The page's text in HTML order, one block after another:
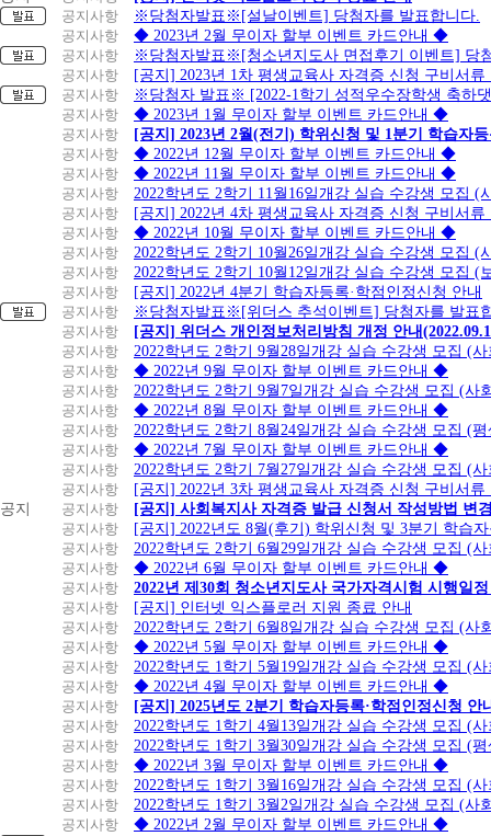
공지사항
※당첨자발표※[설날이벤트] 당첨자를 발표합니다.
공지사항
◆ 2023년 2월 무이자 할부 이벤트 카드안내 ◆
공지사항
※당첨자발표※[청소년지도사 면접후기 이벤트] 당
공지사항
[공지] 2023년 1차 평생교육사 자격증 신청 구비서류
공지사항
※당첨자 발표※ [2022-1학기 성적우수장학생 축하
공지사항
◆ 2023년 1월 무이자 할부 이벤트 카드안내 ◆
공지사항
[공지] 2023년 2월(전기) 학위신청 및 1분기 학습자
공지사항
◆ 2022년 12월 무이자 할부 이벤트 카드안내 ◆
공지사항
◆ 2022년 11월 무이자 할부 이벤트 카드안내 ◆
공지사항
2022학년도 2학기 11월16일개강 실습 수강생 모집
공지사항
[공지] 2022년 4차 평생교육사 자격증 신청 구비서류
공지사항
◆ 2022년 10월 무이자 할부 이벤트 카드안내 ◆
공지사항
2022학년도 2학기 10월26일개강 실습 수강생 모집 (
공지사항
2022학년도 2학기 10월12일개강 실습 수강생 모집 (
공지사항
[공지] 2022년 4분기 학습자등록·학점인정신청 안내
공지사항
※당첨자발표※[위더스 추석이벤트] 당첨자를 발표
공지사항
[공지] 위더스 개인정보처리방침 개정 안내
공지사항
2022학년도 2학기 9월28일개강 실습 수강생 모집 (
공지사항
◆ 2022년 9월 무이자 할부 이벤트 카드안내 ◆
공지사항
2022학년도 2학기 9월7일개강 실습 수강생 모집 (사
공지사항
◆ 2022년 8월 무이자 할부 이벤트 카드안내 ◆
공지사항
2022학년도 2학기 8월24일개강 실습 수강생 모집 (
공지사항
◆ 2022년 7월 무이자 할부 이벤트 카드안내 ◆
공지사항
2022학년도 2학기 7월27일개강 실습 수강생 모집 (
공지사항
[공지] 2022년 3차 평생교육사 자격증 신청 구비서류
공지
공지사항
[공지] 사회복지사 자격증 발급 신청서 작성방법 변
공지사항
[공지] 2022년도 8월(후기) 학위신청 및 3분기 학습
공지사항
2022학년도 2학기 6월29일개강 실습 수강생 모집 (
공지사항
◆ 2022년 6월 무이자 할부 이벤트 카드안내 ◆
공지사항
2022년 제30회 청소년지도사 국가자격시험 시행일
공지사항
[공지] 인터넷 익스플로러 지원 종료 안내
공지사항
2022학년도 2학기 6월8일개강 실습 수강생 모집 (사
공지사항
◆ 2022년 5월 무이자 할부 이벤트 카드안내 ◆
공지사항
2022학년도 1학기 5월19일개강 실습 수강생 모집 (
공지사항
◆ 2022년 4월 무이자 할부 이벤트 카드안내 ◆
공지사항
[공지] 2025년도 2분기 학습자등록·학점인정신청 안
공지사항
2022학년도 1학기 4월13일개강 실습 수강생 모집 (
공지사항
2022학년도 1학기 3월30일개강 실습 수강생 모집 (
공지사항
◆ 2022년 3월 무이자 할부 이벤트 카드안내 ◆
공지사항
2022학년도 1학기 3월16일개강 실습 수강생 모집 (
공지사항
2022학년도 1학기 3월2일개강 실습 수강생 모집 (사
공지사항
◆ 2022년 2월 무이자 할부 이벤트 카드안내 ◆